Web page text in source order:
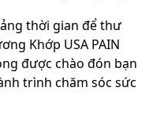
thời gian để thư
Khớp USA PAIN
được chào đón bạn
trình chăm sóc sức